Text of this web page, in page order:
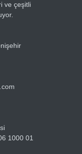
ve çeşitli
1000 01